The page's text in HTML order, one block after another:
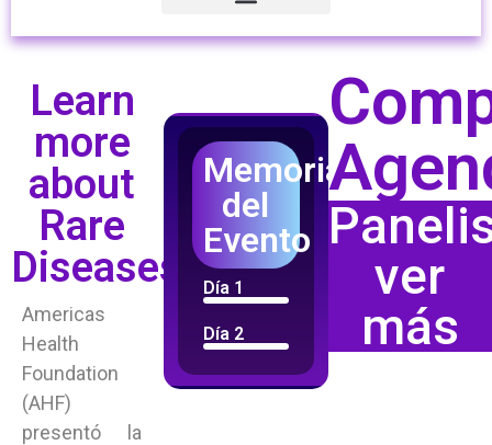
Learn
more
about
Rare
Diseases
Americas
Health
Foundation
(AHF)
presentó la
Memorias
del
Evento
Día 1
Día 2
ver
más